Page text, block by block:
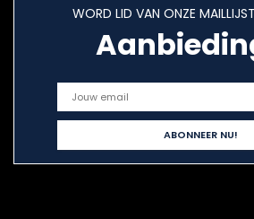
WORD LID VAN ONZE